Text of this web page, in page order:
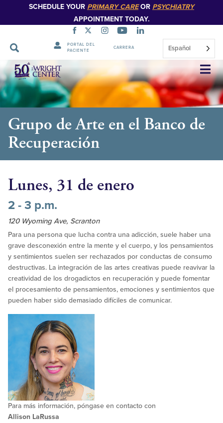
SCHEDULE YOUR PRIMARY CAREOR PSYCHIATRY
APPOINTMENT TODAY.
PORTAL DEL
PACIENTE
CARRERA Español
Saltar
navegación
Grupo de Arte en el Banco de
Recuperación
Lunes, 31 de enero
2 - 3 p.m.
120 Wyoming Ave, Scranton
Para una persona que lucha contra una adicción, suele haber una
grave desconexión entre la mente y el cuerpo, y los pensamientos
y sentimientos suelen ser rechazados por conductas de consumo
destructivas. La integración de las artes creativas puede reavivar la
creatividad de los drogadictos en recuperación y puede fomentar
el procesamiento de pensamientos, emociones y sentimientos que
pueden haber sido demasiado difíciles de comunicar.
Para más información, póngase en contacto con
Allison LaRussa